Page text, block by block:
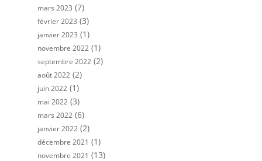
mars 2023 (7)
février 2023 (3)
janvier 2023 (1)
novembre 2022 (1)
septembre 2022 (2)
août 2022 (2)
juin 2022 (1)
mai 2022 (3)
mars 2022 (6)
janvier 2022 (2)
décembre 2021 (1)
novembre 2021 (13)